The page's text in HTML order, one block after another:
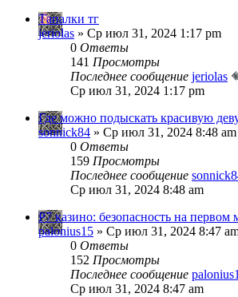
Тапалки тг
jeriolas » Ср июл 31, 2024 1:17 pm
0 Ответы
141 Просмотры
Последнее сообщение jeriolas
Ср июл 31, 2024 1:17 pm
Где можно подыскать красивую
sonnick84 » Ср июл 31, 2024 8:48 am
0 Ответы
159 Просмотры
Последнее сообщение
Ср июл 31, 2024 8:48 am
Р7 казино: безопасность на первом
palonius15 » Ср июл 31, 2024 8:47
0 Ответы
152 Просмотры
Последнее сообщение
Ср июл 31, 2024 8:47 am